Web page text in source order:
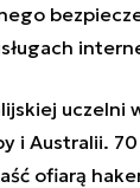
uczelni
i Australii.
ofiarą